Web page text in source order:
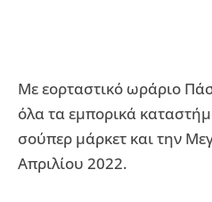
Με εορταστικό ωράριο
όλα τα εμπορικά
σούπερ μάρκετ και την
Απριλίου 2022.